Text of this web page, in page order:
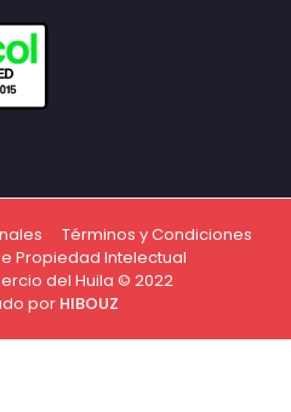
Términos y Condiciones
Propiedad Intelectual
del Huila © 2022
por HIBOUZ